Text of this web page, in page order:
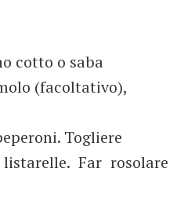
cotto o saba
(facoltativo),
Togliere
Far rosolare